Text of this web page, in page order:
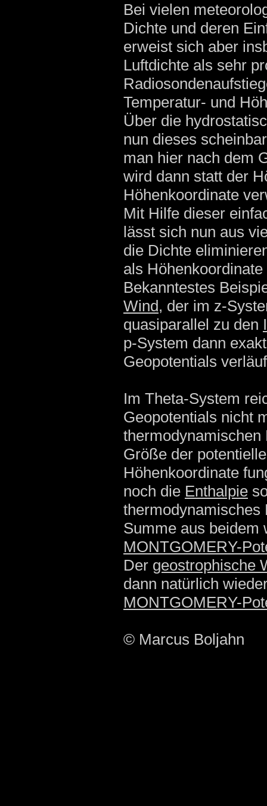
Bei vielen
Dichte und deren
erweist sich aber
Luftdichte als sehr
Temperatur- und
Über die
nun dieses
man hier nach dem
wird dann statt der
Höhenkoordinate
Mit Hilfe dieser
lässt sich nun aus
die Dichte
als
Bekanntestes
Wind, der im z-
quasiparallel zu den
p-System dann
Geopotentials
Im Theta-System
Geopotentials nicht
thermodynamischen
Größe der
Höhenkoordinate
noch die Enthalpie
thermodynamisches
Summe aus beidem
MONTGOMERY-
Der geostrophische
dann natürlich
MONTGOMERY-
© Marcus Boljahn